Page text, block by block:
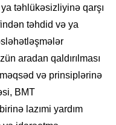
təhlükəsizliyinə qarşı
təhdid və ya
aradan qaldırılması
və prinsiplərinə
BMT
lazımi yardım